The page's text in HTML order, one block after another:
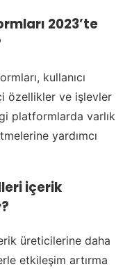
2023’te
kullanıcı
özellikler ve işlevler
platformlarda varlık
yardımcı
içerik
üreticilerine daha
etkileşim artırma